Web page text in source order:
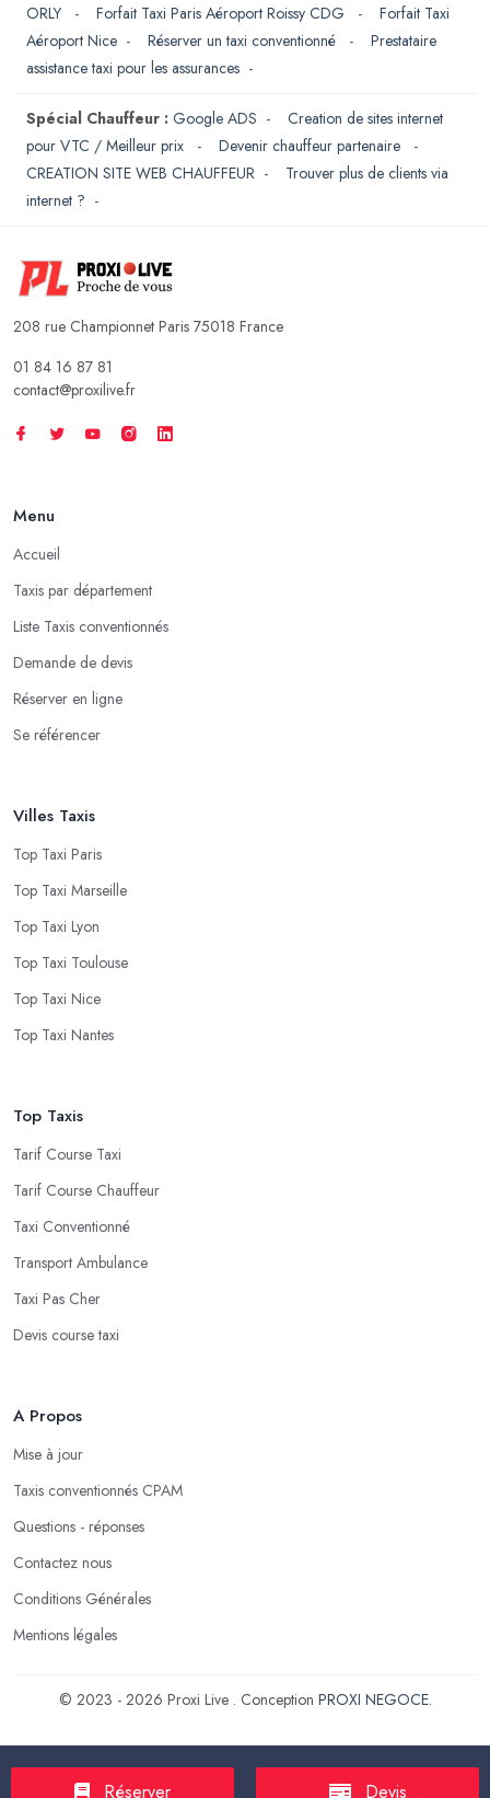
ORLY
- Forfait Taxi Paris Aéroport Roissy CDG - Forfait Taxi
Aéroport Nice - Réserver un taxi conventionné - Prestataire
assistance taxi pour les assurances -
Spécial Chauffeur : Google ADS - Creation de sites internet
pour VTC / Meilleur prix
- Devenir chauffeur partenaire
-
CREATION SITE WEB CHAUFFEUR - Trouver plus de clients via
internet ? -
208 rue Championnet Paris 75018 France
01 84 16 87 81
contact@proxilive.fr
Menu
Accueil
Taxis par département
Liste Taxis conventionnés
Demande de devis
Réserver en ligne
Se référencer
Villes Taxis
Top Taxi Paris
Top Taxi Marseille
Top Taxi Lyon
Top Taxi Toulouse
Top Taxi Nice
Top Taxi Nantes
Top Taxis
Tarif Course Taxi
Tarif Course Chauffeur
Taxi Conventionné
Transport Ambulance
Taxi Pas Cher
Devis course taxi
A Propos
Mise à jour
Taxis conventionnés CPAM
Questions - réponses
Contactez nous
Conditions Générales
Mentions légales
© 2023 - 2026 Proxi Live . Conception PROXI NEGOCE.
Réserver Devis